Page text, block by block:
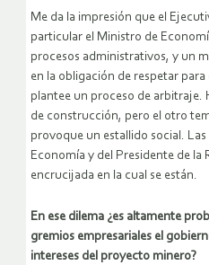
Me da la impresión que el
particular el Ministro de
procesos administrativos, y un
en la obligación de respetar
plantee un proceso de arbitraje.
de construcción, pero el otro
provoque un estallido social.
Economía y del Presidente de la
encrucijada en la cual se están.
En ese dilema ¿es altamente
gremios empresariales el
intereses del proyecto minero?